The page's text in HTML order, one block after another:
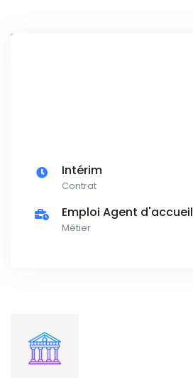
Intérim
Contrat
Emploi Agent d'accueil
Métier